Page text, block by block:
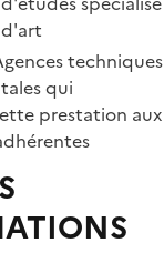
techniques
qui
prestation aux